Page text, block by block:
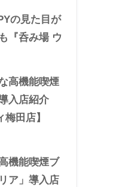
の見た目が
『呑み場 ウ
高機能喫煙
入店紹介
田店】
機能喫煙ブ
ア」導入店